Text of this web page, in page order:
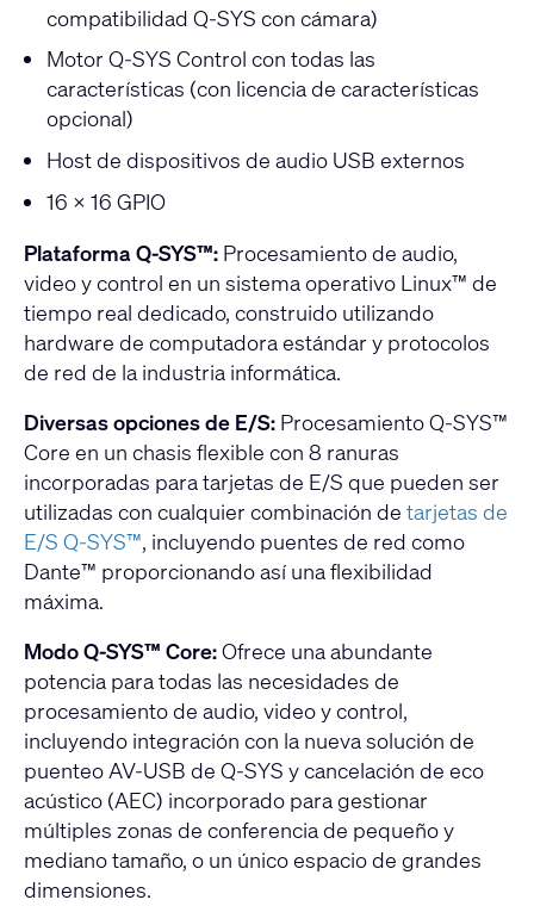
compatibilidad Q-SYS con cámara)
Motor Q-SYS Control con todas las
características (con licencia de características
opcional)
Host de dispositivos de audio USB externos
16 x 16 GPIO
Plataforma Q-SYS™: Procesamiento de audio,
video y control en un sistema operativo Linux™ de
tiempo real dedicado, construido utilizando
hardware de computadora estándar y protocolos
de red de la industria informática.
Diversas opciones de E/S: Procesamiento Q-SYS™
Core en un chasis flexible con 8 ranuras
incorporadas para tarjetas de E/S que pueden ser
utilizadas con cualquier combinación de tarjetas de
E/S Q-SYS™, incluyendo puentes de red como
Dante™ proporcionando así una flexibilidad
máxima.
Modo Q-SYS™ Core:Ofrece una abundante
potencia para todas las necesidades de
procesamiento de audio, video y control,
incluyendo integración con la nueva solución de
puenteo AV-USB de Q-SYS y cancelación de eco
acústico (AEC) incorporado para gestionar
múltiples zonas de conferencia de pequeño y
mediano tamaño, o un único espacio de grandes
dimensiones.